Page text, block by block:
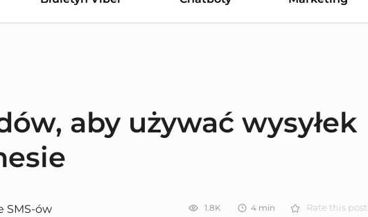
aby używać wysyłek
SMS-ów 1.8K 4 min Rate this post